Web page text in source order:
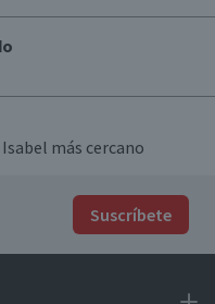
más cercano
Suscríbete